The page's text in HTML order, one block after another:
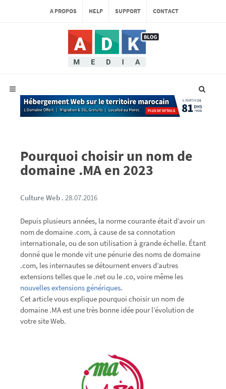
A PROPOS HELP SUPPORT CONTACT
Pourquoi choisir un nom de
domaine .MA en 2023
Culture Web . 28.07.2016
Depuis plusieurs années, la norme courante était d’avoir un
nom de domaine .com, à cause de sa connotation
internationale, ou de son utilisation à grande échelle. Étant
donné que le monde vit une pénurie des noms de domaine
.com, les internautes se détournent envers d’autres
extensions telles que le .net ou le .co, voire même les
nouvelles extensions génériques.
Cet article vous explique pourquoi choisir un nom de
domaine .MA est une très bonne idée pour l’évolution de
votre site Web.